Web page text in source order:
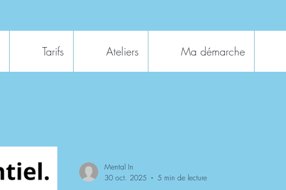
Tarifs Ateliers Ma démarche
Mental In
30 oct. 2025
5 min de lecture